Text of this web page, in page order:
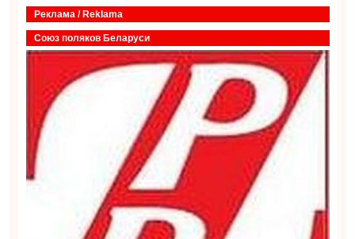
Реклама / Reklama
Союз поляков Беларуси